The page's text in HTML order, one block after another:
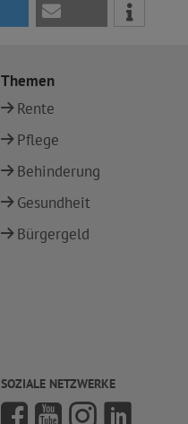
Themen
Rente
Pflege
Behinderung
Gesundheit
Bürgergeld
SOZIALE NETZWERKE